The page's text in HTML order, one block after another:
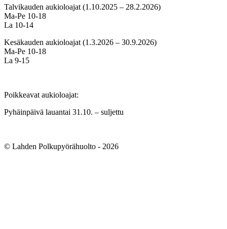
Talvikauden aukioloajat (1.10.2025 – 28.2.2026)
Ma-Pe 10-18
La 10-14
Kesäkauden aukioloajat (1.3.2026 – 30.9.2026)
Ma-Pe 10-18
La 9-15
Poikkeavat aukioloajat:
Pyhäinpäivä lauantai 31.10. – suljettu
© Lahden Polkupyörähuolto - 2026